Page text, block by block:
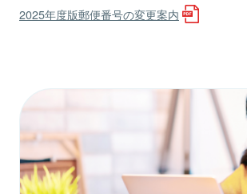
2025年度版郵便番号の変更案内